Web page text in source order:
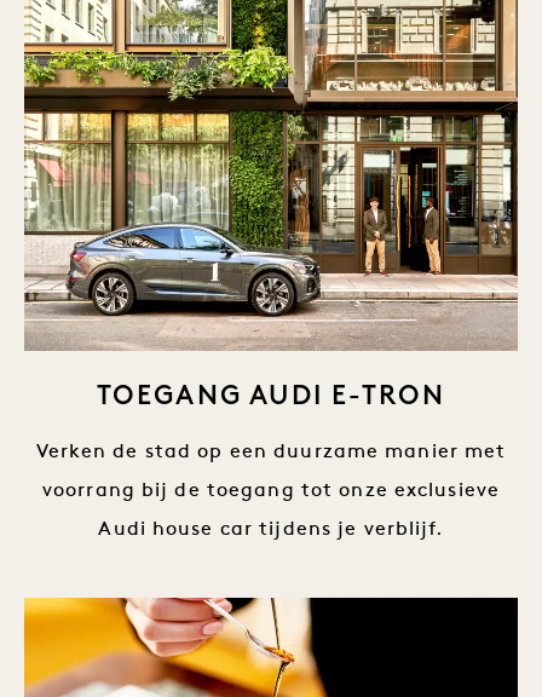
TOEGANG AUDI E-TRON
Verken de stad op een duurzame manier met
voorrang bij de toegang tot onze exclusieve
Audi house car tijdens je verblijf.